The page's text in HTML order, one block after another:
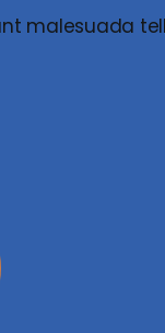
malesuada